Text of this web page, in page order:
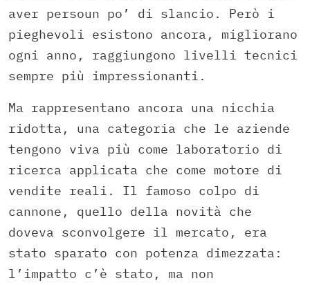
aver persoun po’ di slancio. Però i
pieghevoli esistono ancora, migliorano
ogni anno, raggiungono livelli tecnici
sempre più impressionanti.
Ma rappresentano ancora una nicchia
ridotta, una categoria che le aziende
tengono viva più come laboratorio di
ricerca applicata che come motore di
vendite reali. Il famoso colpo di
cannone, quello della novità che
doveva sconvolgere il mercato, era
stato sparato con potenza dimezzata:
l’impatto c’è stato, ma non